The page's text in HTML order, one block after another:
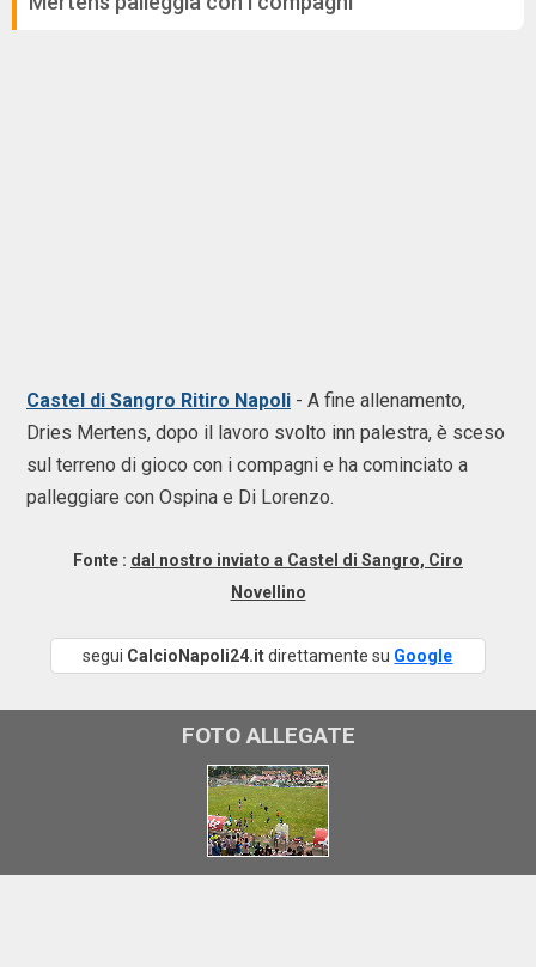
Castel di Sangro Ritiro Napoli - A fine allenamento,
Dries Mertens, dopo il lavoro svolto inn palestra, è sceso
sul terreno di gioco con i compagni e ha cominciato a
palleggiare con Ospina e Di Lorenzo.
Fonte : dal nostro inviato a Castel di Sangro, Ciro
Novellino
segui CalcioNapoli24.itdirettamente su Google
FOTO ALLEGATE